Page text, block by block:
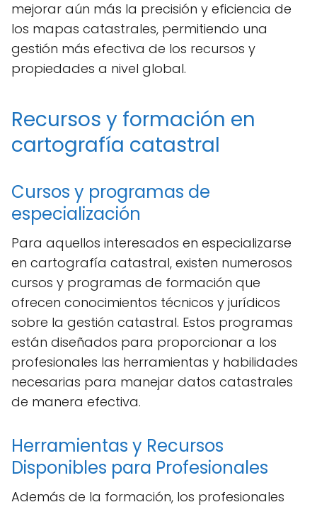
mejorar aún más la precisión y eficiencia de
los mapas catastrales, permitiendo una
gestión más efectiva de los recursos y
propiedades a nivel global.
Recursos y formación en
cartografía catastral
Cursos y programas de
especialización
Para aquellos interesados en especializarse
en cartografía catastral, existen numerosos
cursos y programas de formación que
ofrecen conocimientos técnicos y jurídicos
sobre la gestión catastral. Estos programas
están diseñados para proporcionar a los
profesionales las herramientas y habilidades
necesarias para manejar datos catastrales
de manera efectiva.
Herramientas y Recursos
Disponibles para Profesionales
Además de la formación, los profesionales